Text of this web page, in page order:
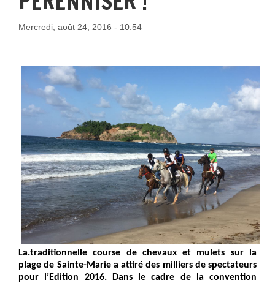
Mercredi, août 24, 2016 - 10:54
La.traditionnelle course de chevaux et mulets sur la
plage de Sainte-Marie a attiré des milliers de spectateurs
pour l’Edition 2016. Dans le cadre de la convention